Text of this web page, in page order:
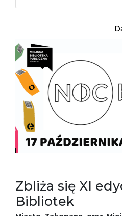
Zbliża się XI
Bibliotek